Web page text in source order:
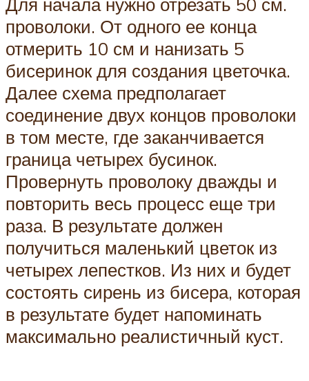
проволоки. От одного ее конца
отмерить 10 см и нанизать 5
бисеринок для создания цветочка.
Далее схема предполагает
соединение двух концов проволоки
в том месте, где заканчивается
граница четырех бусинок.
Провернуть проволоку дважды и
повторить весь процесс еще три
раза. В результате должен
получиться маленький цветок из
четырех лепестков. Из них и будет
состоять сирень из бисера, которая
в результате будет напоминать
максимально реалистичный куст.